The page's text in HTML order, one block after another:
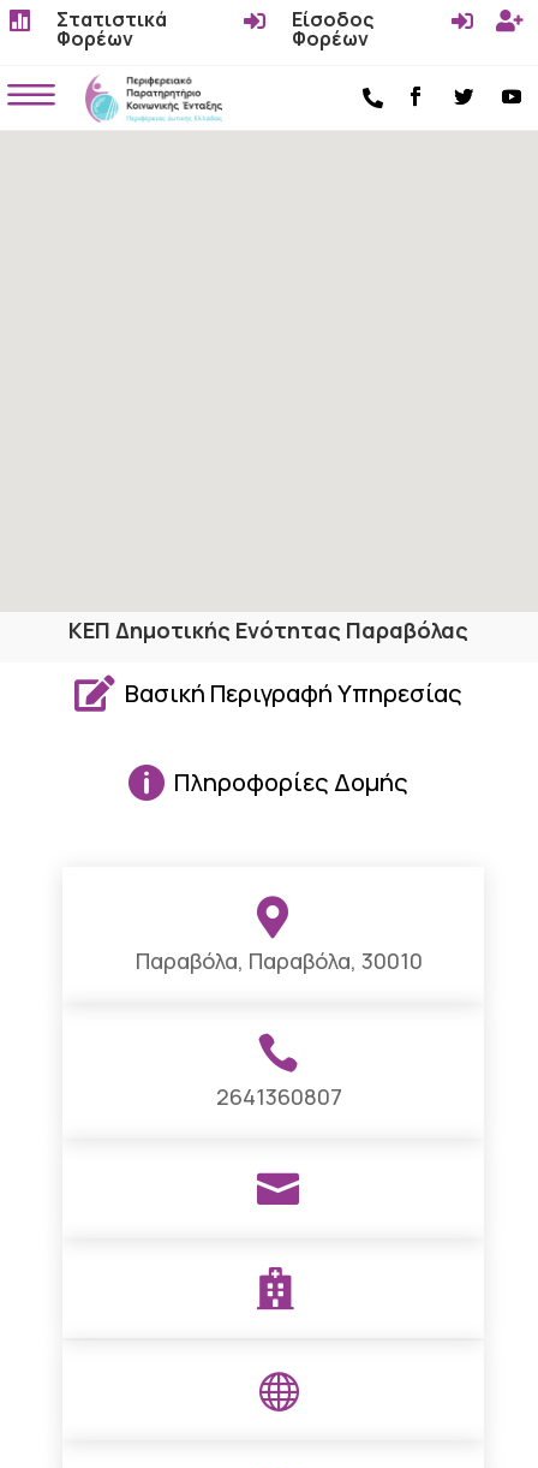
 Στατιστικά
Φορέων
 Είσοδος
Φορέων
 

ΚΕΠ Δημοτικής Ενότητας Παραβόλας
 Βασική Περιγραφή Υπηρεσίας
 Πληροφορίες Δομής

Παραβόλα, Παραβόλα, 30010

2641360807


